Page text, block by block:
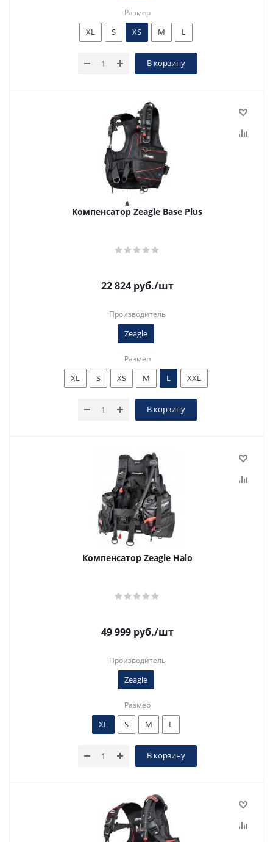
Размер
XL S XS M L
В корзину
Компенсатор Zeagle Base Plus
22 824руб./шт
Производитель
Zeagle
Размер
XL S XS M L XXL
В корзину
Компенсатор Zeagle Halo
49 999руб./шт
Производитель
Zeagle
Размер
XL S M L
В корзину